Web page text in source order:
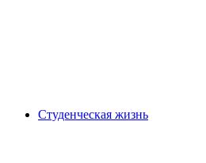
Студенческая жизнь